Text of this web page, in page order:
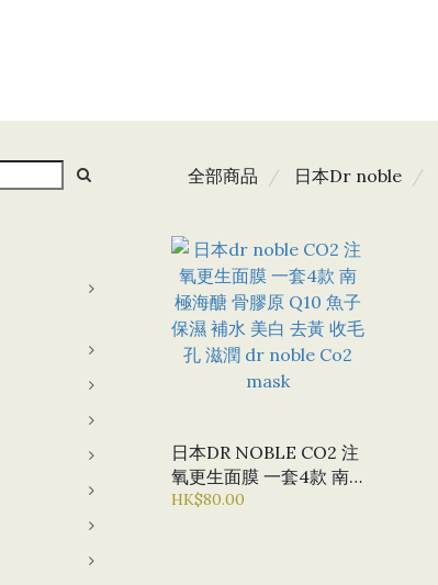
全部商品 日本Dr noble
日本DR NOBLE CO2 注
氧更生面膜 一套4款 南
極海醣 骨膠原 Q10 魚子
HK$80.00